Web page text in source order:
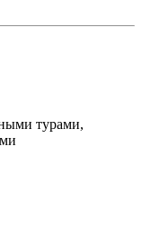
турами,